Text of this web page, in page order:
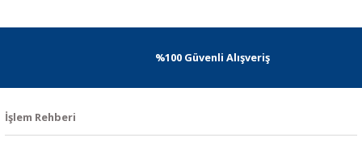
%100 Güvenli Alışveriş
İşlem Rehberi